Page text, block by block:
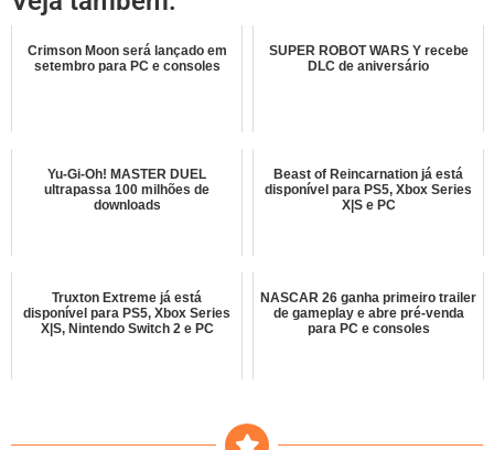
Crimson Moon será lançado em
setembro para PC e consoles
SUPER ROBOT WARS Y recebe
DLC de aniversário
Yu-Gi-Oh! MASTER DUEL
ultrapassa 100 milhões de
downloads
Beast of Reincarnation já está
disponível para PS5, Xbox Series
X|S e PC
Truxton Extreme já está
disponível para PS5, Xbox Series
X|S, Nintendo Switch 2 e PC
NASCAR 26 ganha primeiro trailer
de gameplay e abre pré-venda
para PC e consoles